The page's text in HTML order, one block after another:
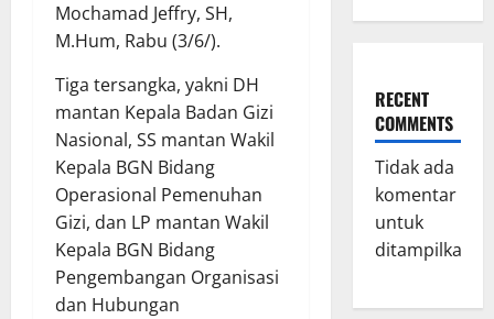
Mochamad Jeffry, SH,
M.Hum, Rabu (3/6/).
Tiga tersangka, yakni DH
mantan Kepala Badan Gizi
Nasional, SS mantan Wakil
Kepala BGN Bidang
Operasional Pemenuhan
Gizi, dan LP mantan Wakil
Kepala BGN Bidang
Pengembangan Organisasi
dan Hubungan
RECENT
COMMENTS
Tidak ada
komentar
untuk
ditampilkan.